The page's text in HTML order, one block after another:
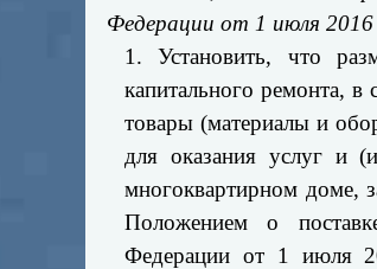
Федерации от 1 июля 2016
1. Установить, что
капитального ремонта, в
товары (материалы и
для оказания услуг и
многоквартирном доме,
Положением о
Федерации от 1 июля